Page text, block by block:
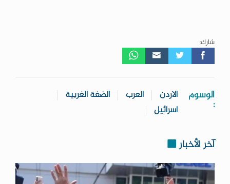
شارك:
الوسوم
:
الاردن العرب
الضفة الغربية
اسرائيل
آخر الأخبار